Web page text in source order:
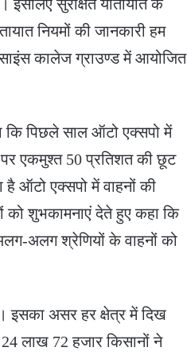
सुरक्षित यातायात के
नियमों की जानकारी हम
साइंस कालेज ग्राउण्ड में आयोजित
पिछले साल ऑटो एक्सपो में
पर एकमुश्त 50 प्रतिशत की छूट
है ऑटो एक्सपो में वाहनों की
शुभकामनाएं देते हुए कहा कि
अलग श्रेणियों के वाहनों को
इसका असर हर क्षेत्र में दिख
लाख 72 हजार किसानों ने